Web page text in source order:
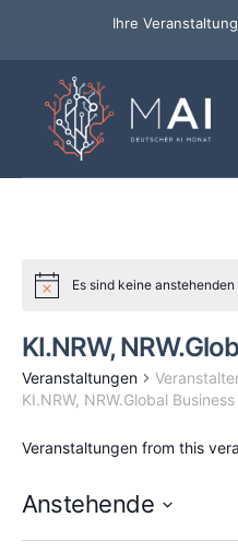
Ihre
Es sind keine
KI.NRW,
Veranstaltungen
KI.NRW, NRW.Global Business
Veranstaltungen from this
Anstehende